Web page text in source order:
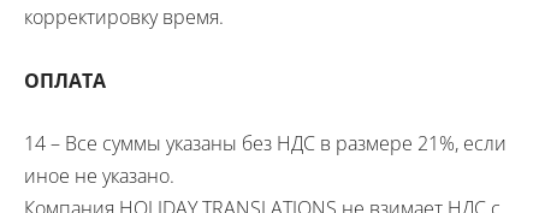
корректировку время.
ОПЛАТА
14 – Все суммы указаны без НДС в размере 21%, если
иное не указано.